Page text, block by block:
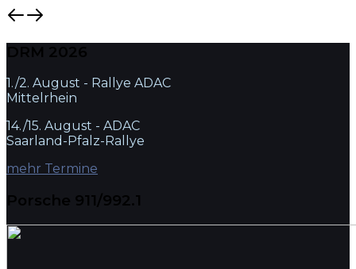
DRM 2026
1./2. August - Rallye ADAC
Mittelrhein
14./15. August - ADAC
Saarland-Pfalz-Rallye
mehr Termine
Porsche 911/992.1